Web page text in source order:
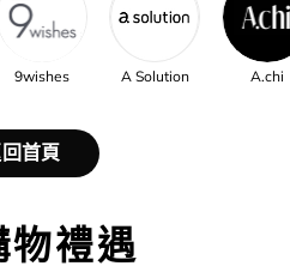
9wishes A Solution A.chi
首頁
物禮遇